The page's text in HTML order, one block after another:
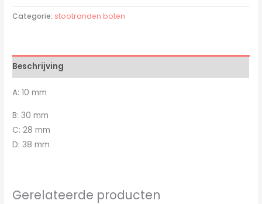
Categorie: stootranden boten
Beschrijving
A: 10 mm
B: 30 mm
C: 28 mm
D: 38 mm
Gerelateerde producten